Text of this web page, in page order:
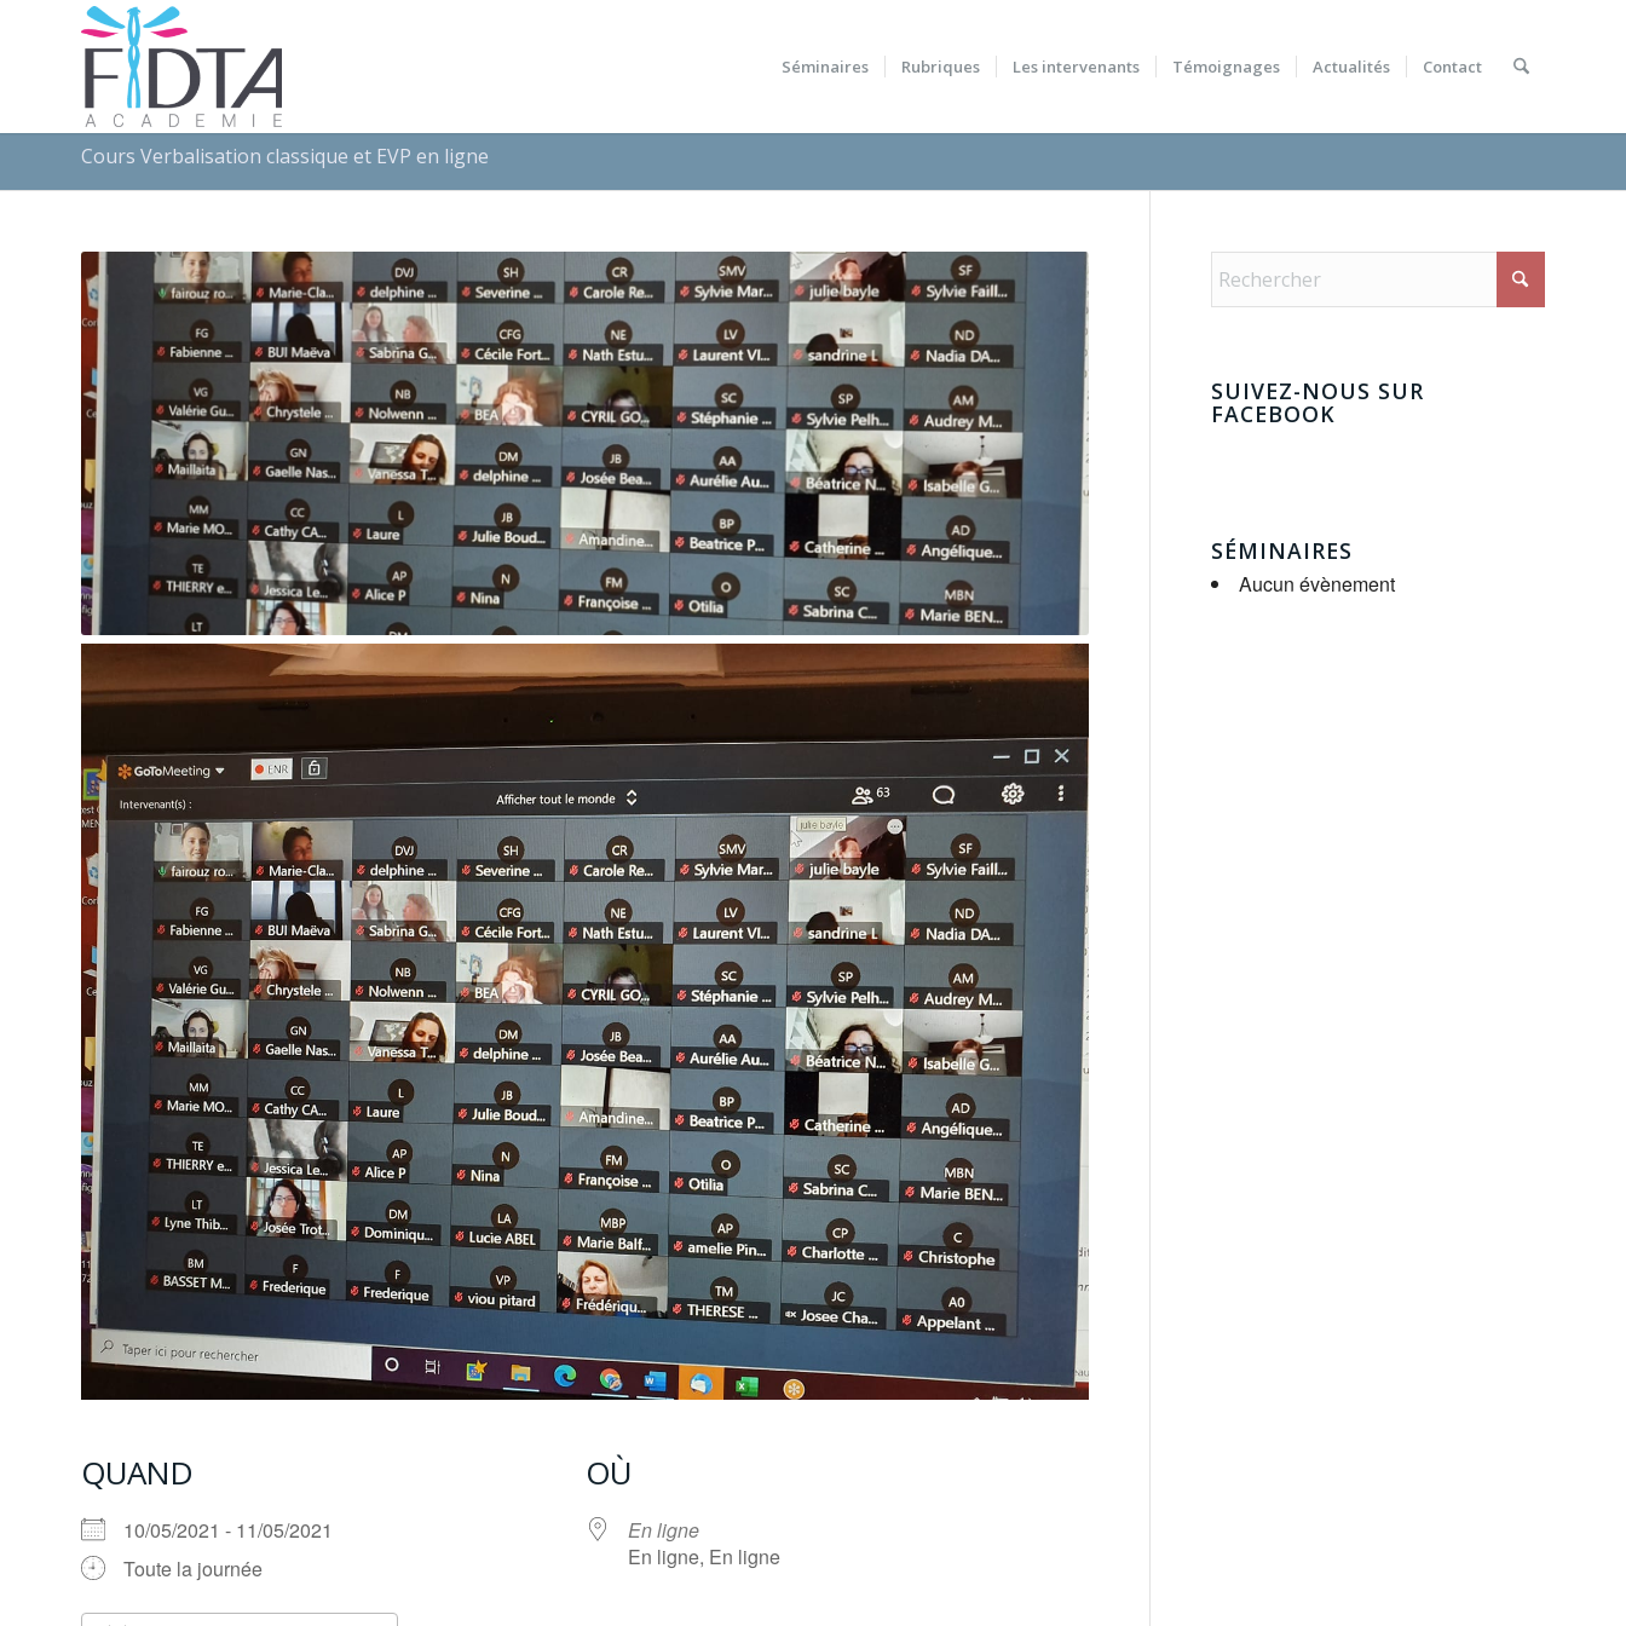
Séminaires Rubriques Les intervenants Témoignages Actualités Contact
Cours Verbalisation classique et EVP en ligne
QUAND
10/05/2021 - 11/05/2021
Toute la journée
OÙ
En ligne
En ligne, En ligne
SUIVEZ-NOUS SUR
FACEBOOK
SÉMINAIRES
Aucun évènement